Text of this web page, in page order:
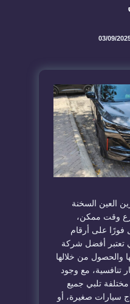
03/09/
العين السخنة
وقت ممكن،
على أرقام
تعتبر أفضل شركة
والحصول من خلالها
تنافسية، مع وجود
تلبي جميع
سيارات صغيرة، أو